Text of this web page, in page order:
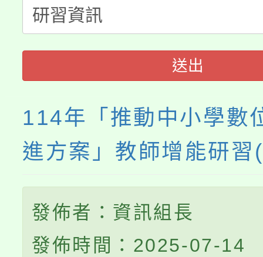
者。
份教師研習
淨零綠生活教案入校路
會
115年食農教育專業人
送出
114年「推動中小學數
進方案」教師增能研習
發佈者：資訊組長
發佈時間：2025-07-14